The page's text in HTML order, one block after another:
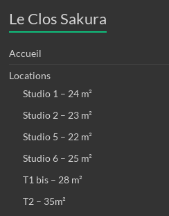
Le Clos Sakura
Accueil
Locations
Studio 1 – 24 m²
Studio 2 – 23 m²
Studio 5 – 22 m²
Studio 6 – 25 m²
T1 bis – 28 m²
T2 – 35m²